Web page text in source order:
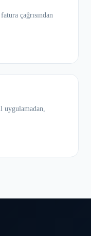
çağrısından